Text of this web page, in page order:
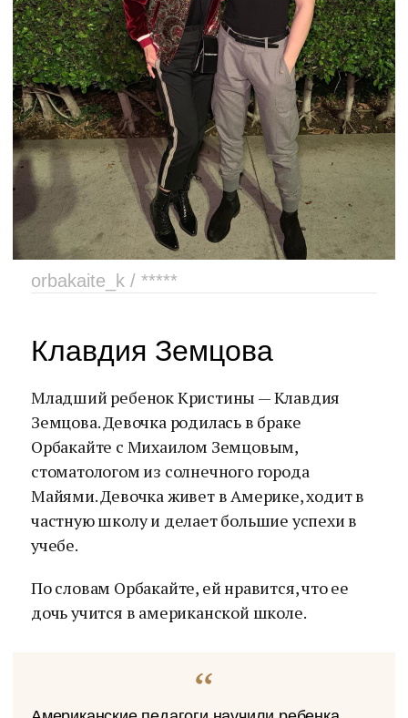
orbakaite_k / *****
Клавдия Земцова
Младший ребенок Кристины — Клавдия
Земцова. Девочка родилась в браке
Орбакайте с Михаилом Земцовым,
стоматологом из солнечного города
Майями. Девочка живет в Америке, ходит в
частную школу и делает большие успехи в
учебе.
По словам Орбакайте, ей нравится, что ее
дочь учится в американской школе.